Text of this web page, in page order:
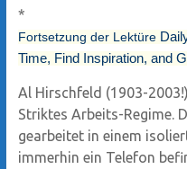
*
Fortsetzung der Lektüre
Time, Find Inspiration, and
Al Hirschfeld (1903-2003!)
Striktes Arbeits-Regime.
gearbeitet in einem
immerhin ein Telefon